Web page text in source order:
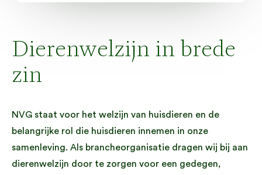
Dierenwelzijn in brede
zin
NVG staat voor het welzijn van huisdieren en de
belangrijke rol die huisdieren innemen in onze
samenleving. Als brancheorganisatie dragen wij bij aan
dierenwelzijn door te zorgen voor een gedegen,